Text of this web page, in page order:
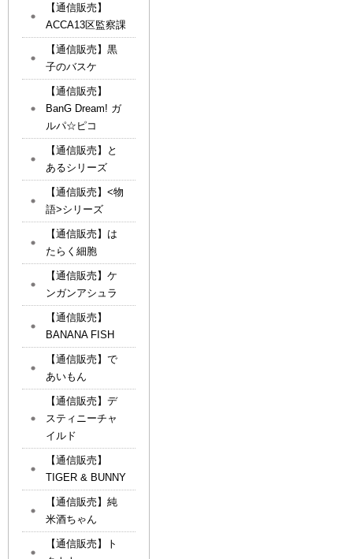
【通信販売】
ACCA13区監察課
【通信販売】黒
子のバスケ
【通信販売】
BanG Dream! ガ
ルパ☆ピコ
【通信販売】と
あるシリーズ
【通信販売】<物
語>シリーズ
【通信販売】は
たらく細胞
【通信販売】ケ
ンガンアシュラ
【通信販売】
BANANA FISH
【通信販売】で
あいもん
【通信販売】デ
スティニーチャ
イルド
【通信販売】
TIGER & BUNNY
【通信販売】純
米酒ちゃん
【通信販売】ト